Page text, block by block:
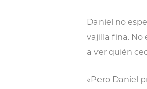
Daniel no
vajilla fina. No
a ver quién
«Pero Daniel